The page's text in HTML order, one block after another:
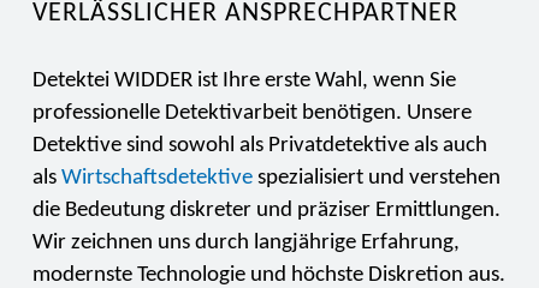
VERLÄSSLICHER ANSPRECHPARTNER
Detektei WIDDER ist Ihre erste Wahl, wenn Sie
professionelle Detektivarbeit benötigen. Unsere
Detektive sind sowohl als Privatdetektive als auch
als Wirtschaftsdetektivespezialisiert und verstehen
die Bedeutung diskreter und präziser Ermittlungen.
Wir zeichnen uns durch langjährige Erfahrung,
modernste Technologie und höchste Diskretion aus.